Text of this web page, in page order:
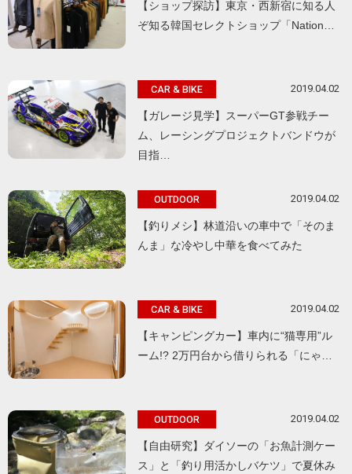
【ショップ探訪】東京・西新宿に知る人
ぞ知る韓国セレクトショップ「Nation…
CAR & BIKE 2019.04.02
【ガレージ見学】スーパーGT参戦チー
ム、レーシングプロジェクトバンドウが
目指…
OUTDOOR 2019.04.02
【釣りメシ】林道沿いの車中で「そのま
んま」な冷やし中華を食べてみた
CAR & BIKE 2019.04.02
【キャンピングカー】車内に“猫専用”ル
ーム!? 2万円台から借りられる「にゃ…
OUTDOOR 2019.04.02
【自由研究】ダイソーの「お魚計測ケー
ス」と「釣り用活かしバケツ」で夏休み